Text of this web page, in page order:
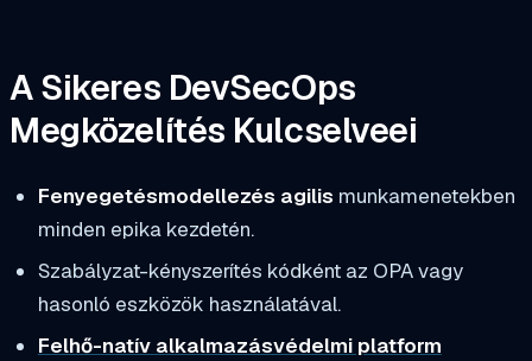
A Sikeres DevSecOps
Megközelítés Kulcselveei
Fenyegetésmodellezés agilis munkamenetekben
minden epika kezdetén.
Szabályzat-kényszerítés kódként az OPA vagy
hasonló eszközök használatával.
Felhő-natív alkalmazásvédelmi platform